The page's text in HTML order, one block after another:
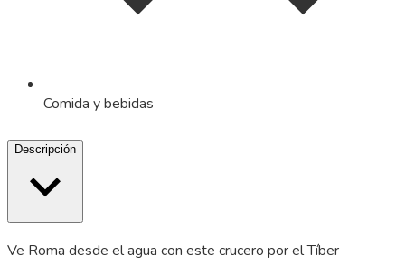
Comida y bebidas
Descripción
Ve Roma desde el agua con este crucero por el Tíber